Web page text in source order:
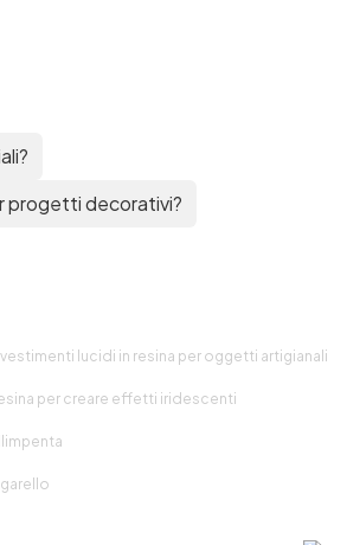
progetti decorativi?
lucidi in resina per oggetti artigianali
per creare effetti iridescenti